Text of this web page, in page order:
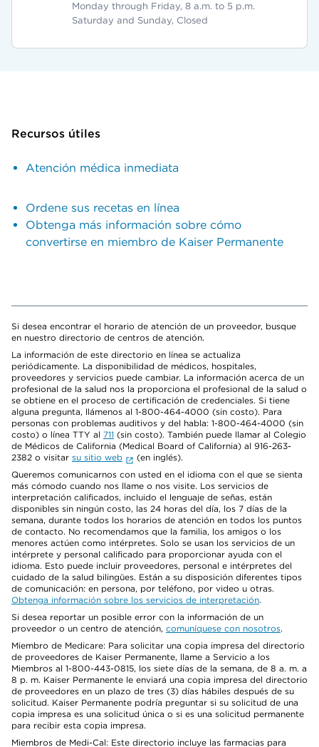
Monday through Friday, 8 a.m. to 5 p.m.
Saturday and Sunday, Closed
Recursos útiles
Atención médica inmediata
Ordene sus recetas en línea
Obtenga más información sobre cómo
convertirse en miembro de Kaiser Permanente
Si desea encontrar el horario de atención de un proveedor, busque
en nuestro directorio de centros de atención.
La información de este directorio en línea se actualiza
periódicamente. La disponibilidad de médicos, hospitales,
proveedores y servicios puede cambiar. La información acerca de un
profesional de la salud nos la proporciona el profesional de la salud o
se obtiene en el proceso de certificación de credenciales. Si tiene
alguna pregunta, llámenos al 1-800-464-4000 (sin costo). Para
personas con problemas auditivos y del habla: 1-800-464-4000 (sin
costo) o línea TTY al 711 (sin costo). También puede llamar al Colegio
de Médicos de California (Medical Board of California) al 916-263-
2382 o visitar su sitio web
(en inglés).
Queremos comunicarnos con usted en el idioma con el que se sienta
más cómodo cuando nos llame o nos visite. Los servicios de
interpretación calificados, incluido el lenguaje de señas, están
disponibles sin ningún costo, las 24 horas del día, los 7 días de la
semana, durante todos los horarios de atención en todos los puntos
de contacto. No recomendamos que la familia, los amigos o los
menores actúen como intérpretes. Solo se usan los servicios de un
intérprete y personal calificado para proporcionar ayuda con el
idioma. Esto puede incluir proveedores, personal e intérpretes del
cuidado de la salud bilingües. Están a su disposición diferentes tipos
de comunicación: en persona, por teléfono, por video u otras.
Obtenga información sobre los servicios de interpretación.
Si desea reportar un posible error con la información de un
proveedor o un centro de atención, comuníquese con nosotros.
Miembro de Medicare: Para solicitar una copia impresa del directorio
de proveedores de Kaiser Permanente, llame a Servicio a los
Miembros al 1-800-443-0815, los siete días de la semana, de 8 a. m. a
8 p. m. Kaiser Permanente le enviará una copia impresa del directorio
de proveedores en un plazo de tres (3) días hábiles después de su
solicitud. Kaiser Permanente podría preguntar si su solicitud de una
copia impresa es una solicitud única o si es una solicitud permanente
para recibir esta copia impresa.
Miembros de Medi-Cal: Este directorio incluye las farmacias para